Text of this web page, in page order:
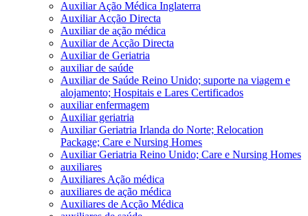
Auxiliar Ação Médica Inglaterra
Auxiliar Acção Directa
Auxiliar de ação médica
Auxiliar de Acção Directa
Auxiliar de Geriatria
auxiliar de saúde
Auxiliar de Saúde Reino Unido; suporte na viagem e
alojamento; Hospitais e Lares Certificados
auxiliar enfermagem
Auxiliar geriatria
Auxiliar Geriatria Irlanda do Norte; Relocation
Package; Care e Nursing Homes
Auxiliar Geriatria Reino Unido; Care e Nursing Homes
auxiliares
Auxiliares Ação médica
auxiliares de ação médica
Auxiliares de Acção Médica